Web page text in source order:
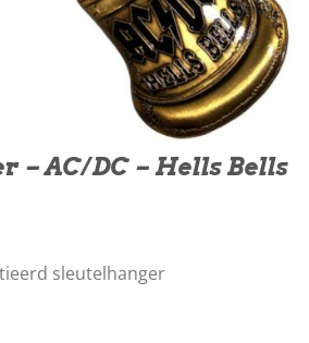
– AC/DC – Hells Bells
sleutelhanger